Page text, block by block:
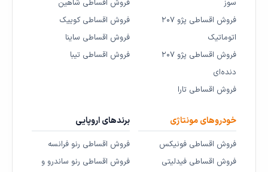
سوز
فروش اقساطی پژو ۲۰۷
اتوماتیک
فروش اقساطی پژو ۲۰۷
دنده‌ای
فروش اقساطی تارا
فروش اقساطی شاهین
فروش اقساطی کوییک
فروش اقساطی ساینا
فروش اقساطی تیبا
خودروهای مونتاژی
فروش اقساطی فونیکس
فروش اقساطی فیدلیتی
برندهای اروپایی
فروش اقساطی رنو فرانسه
فروش اقساطی رنو ساندرو و